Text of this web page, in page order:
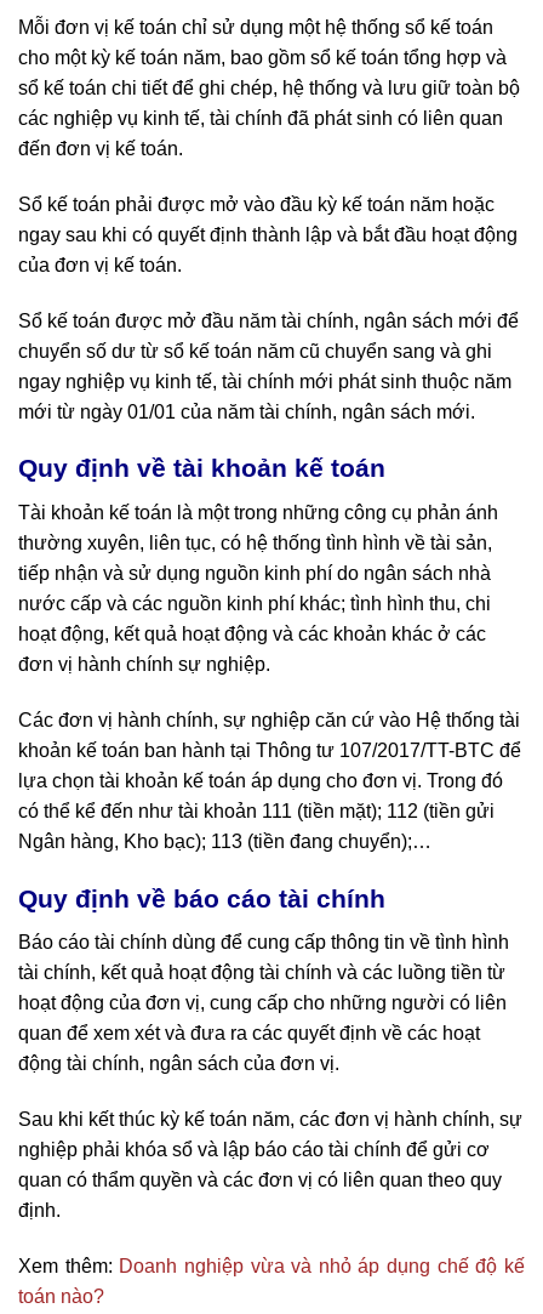
Mỗi đơn vị kế toán chỉ sử dụng một hệ thống sổ kế toán
cho một kỳ kế toán năm, bao gồm sổ kế toán tổng hợp và
sổ kế toán chi tiết để ghi chép, hệ thống và lưu giữ toàn bộ
các nghiệp vụ kinh tế, tài chính đã phát sinh có liên quan
đến đơn vị kế toán.
Sổ kế toán phải được mở vào đầu kỳ kế toán năm hoặc
ngay sau khi có quyết định thành lập và bắt đầu hoạt động
của đơn vị kế toán.
Sổ kế toán được mở đầu năm tài chính, ngân sách mới để
chuyển số dư từ sổ kế toán năm cũ chuyển sang và ghi
ngay nghiệp vụ kinh tế, tài chính mới phát sinh thuộc năm
mới từ ngày 01/01 của năm tài chính, ngân sách mới.
Quy định về tài khoản kế toán
Tài khoản kế toán là một trong những công cụ phản ánh
thường xuyên, liên tục, có hệ thống tình hình về tài sản,
tiếp nhận và sử dụng nguồn kinh phí do ngân sách nhà
nước cấp và các nguồn kinh phí khác; tình hình thu, chi
hoạt động, kết quả hoạt động và các khoản khác ở các
đơn vị hành chính sự nghiệp.
Các đơn vị hành chính, sự nghiệp căn cứ vào Hệ thống tài
khoản kế toán ban hành tại Thông tư 107/2017/TT-BTC để
lựa chọn tài khoản kế toán áp dụng cho đơn vị. Trong đó
có thể kể đến như tài khoản 111 (tiền mặt); 112 (tiền gửi
Ngân hàng, Kho bạc); 113 (tiền đang chuyển);…
Quy định về báo cáo tài chính
Báo cáo tài chính dùng để cung cấp thông tin về tình hình
tài chính, kết quả hoạt động tài chính và các luồng tiền từ
hoạt động của đơn vị, cung cấp cho những người có liên
quan để xem xét và đưa ra các quyết định về các hoạt
động tài chính, ngân sách của đơn vị.
Sau khi kết thúc kỳ kế toán năm, các đơn vị hành chính, sự
nghiệp phải khóa sổ và lập báo cáo tài chính để gửi cơ
quan có thẩm quyền và các đơn vị có liên quan theo quy
định.
Xem thêm: Doanh nghiệp vừa và nhỏ áp dụng chế độ kế
toán nào?